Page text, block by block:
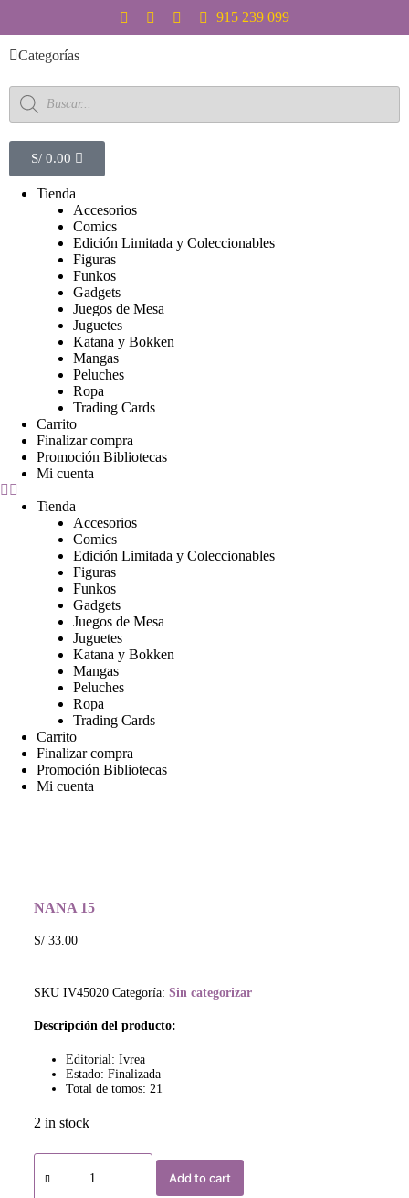
a
l
a
r
n
915 239 099
Categorías
S/ 0.00
Tienda
Accesorios
Comics
Edición Limitada y Coleccionables
Figuras
Funkos
Gadgets
Juegos de Mesa
Juguetes
Katana y Bokken
Mangas
Peluches
Ropa
Trading Cards
Carrito
Finalizar compra
Promoción Bibliotecas
Mi cuenta
Tienda
Accesorios
Comics
Edición Limitada y Coleccionables
Figuras
Funkos
Gadgets
Juegos de Mesa
Juguetes
Katana y Bokken
Mangas
Peluches
Ropa
Trading Cards
Carrito
Finalizar compra
Promoción Bibliotecas
Mi cuenta
NANA 15
S/33.00
SKU IV45020 Categoría: Sin categorizar
Descripción del producto:
Editorial: Ivrea
Estado: Finalizada
Total de tomos: 21
2 in stock
Add to cart